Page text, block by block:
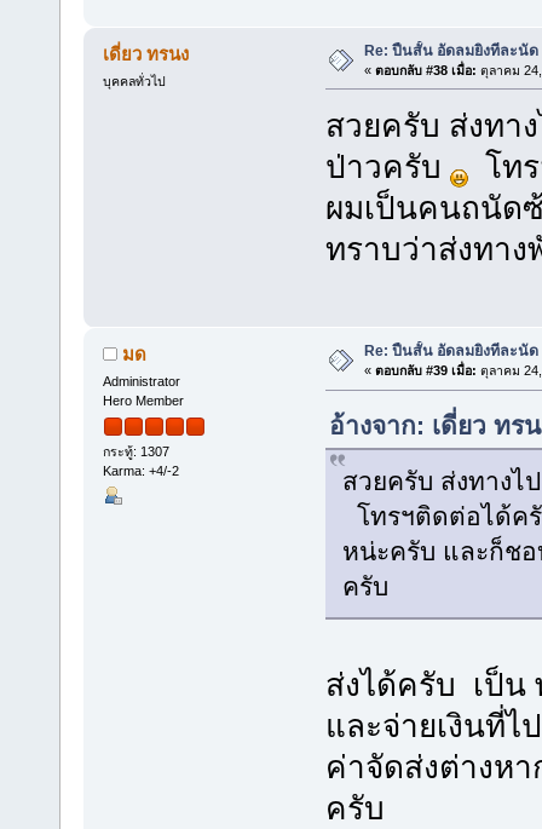
เดี่ยว ทรนง
บุคคลทั่วไป
Re: ปืนสั้น อัดลมยิงทีละนัด
« ตอบกลับ #38 เมื่อ: ตุลาคม
สวยครับ ส่งทา
ป่าวครับ
โทร
ผมเป็นคนถนัด
ทราบว่าส่งทา
มด
Administrator
Hero Member
กระทู้: 1307
Karma: +4/-2
Re: ปืนสั้น อัดลมยิงทีละนัด
« ตอบกลับ #39 เมื่อ: ตุลาคม
อ้างจาก: เดี่ยว ทร
สวยครับ ส่งทาง
โทรฯติดต่อได้ค
หน่ะครับ และก็ช
ครับ
ส่งได้ครับ เป็น
และจ่ายเงินที่
ค่าจัดส่งต่างห
ครับ